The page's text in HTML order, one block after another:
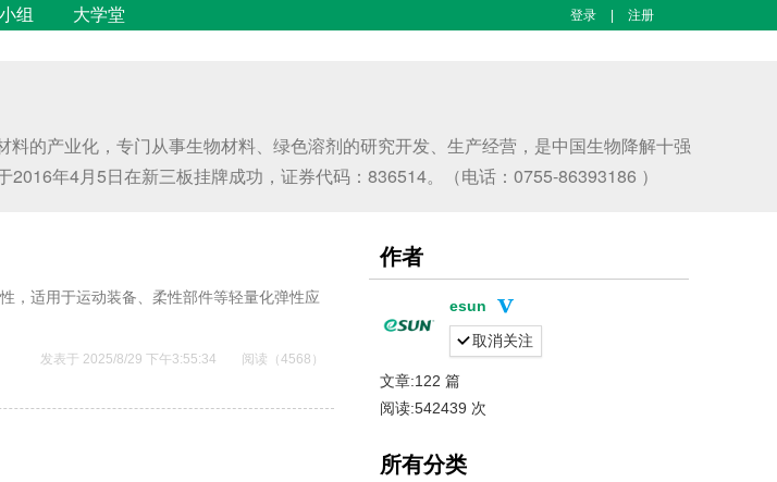
小组 大学堂 登录 注册
的产业化，专门从事生物材料、绿色溶剂的研究开发、生产经营，是中国生物降解十强
年4月5日在新三板挂牌成功，证券代码：836514。（电话：0755-86393186 ）
，适用于运动装备、柔性部件等轻量化弹性应
发表于 2025/8/29 下午3:55:34 阅读（4568）
作者
esun
取消关注
文章:122 篇
阅读:542439 次
所有分类